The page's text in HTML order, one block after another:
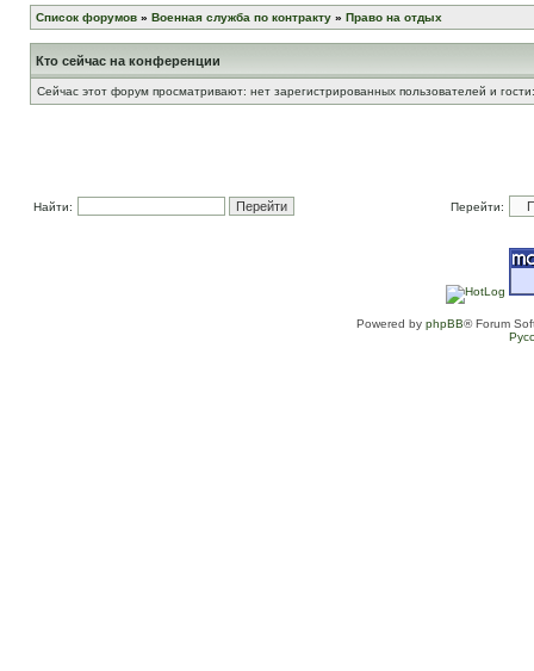
Список форумов » Военная служба по контракту » Право на отдых
Кто сейчас на конференции
Сейчас этот форум просматривают: нет зарегистрированных пользователей и
Найти: Перейти:
Powered by phpBB® Forum